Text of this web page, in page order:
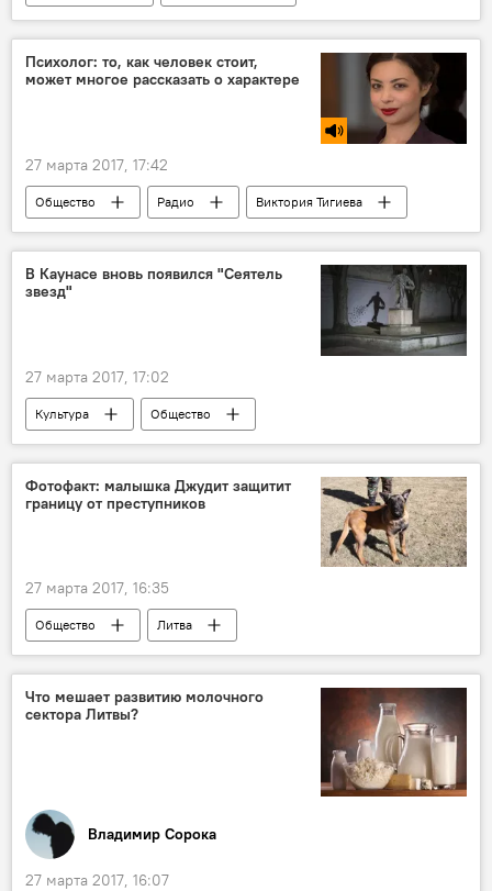
Психолог: то, как человек стоит,
может многое рассказать о характере
27 марта 2017, 17:42
Общество Радио
Виктория Тигиева
поза
психология
В Каунасе вновь появился "Сеятель
звезд"
27 марта 2017, 17:02
Культура
Общество
Каунас — вторая столица Литвы
Каунас
Военный музей Витаутаса Великого
"Сеятель звезд"
"Акценты Каунаса"
Фотофакт: малышка Джудит защитит
границу от преступников
27 марта 2017, 16:35
Общество
Литва
служебная собака
граница
контрабанда
преступники
бельгийская овчарка
Белый клык, острый нюх: служебные собаки Литвы
Что мешает развитию молочного
сектора Литвы?
Владимир Сорока
27 марта 2017, 16:07